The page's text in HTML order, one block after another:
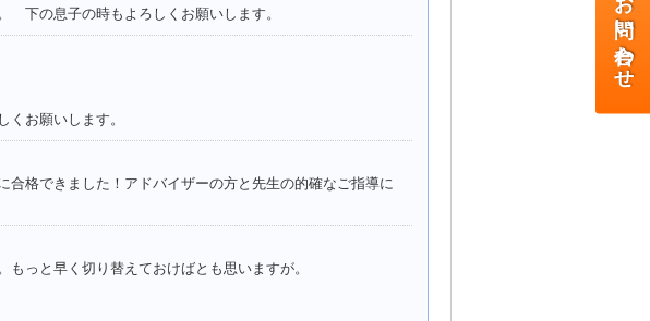
下の息子の時もよろしくお願いします。
お願いします。
格できました！アドバイザーの方と先生の的確なご指導に
っと早く切り替えておけばとも思いますが。
お問い合わせ